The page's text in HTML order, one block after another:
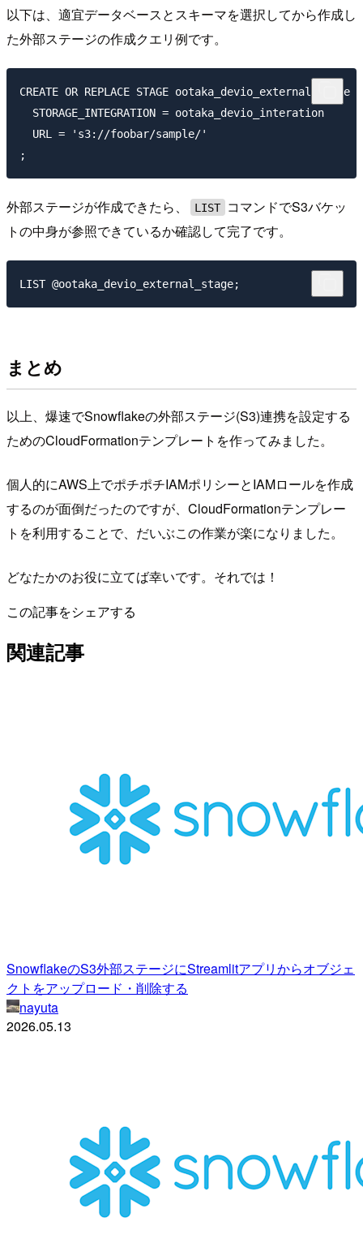
以下は、適宜データベースとスキーマを選択してから作成し
た外部ステージの作成クエリ例です。
CREATE OR REPLACE STAGE ootaka_devio_external_stage
  STORAGE_INTEGRATION = ootaka_devio_interation
  URL = 's3://foobar/sample/'
外部ステージが作成できたら、 LIST
コマンドでS3バケッ
トの中身が参照できているか確認して完了です。
まとめ
以上、爆速でSnowflakeの外部ステージ(S3)連携を設定する
ためのCloudFormationテンプレートを作ってみました。
個人的にAWS上でポチポチIAMポリシーとIAMロールを作成
するのが面倒だったのですが、CloudFormationテンプレー
トを利用することで、だいぶこの作業が楽になりました。
どなたかのお役に立てば幸いです。それでは！
この記事をシェアする
関連記事
SnowflakeのS3外部ステージにStreamlitアプリからオブジェ
クトをアップロード・削除する
nayuta
2026.05.13